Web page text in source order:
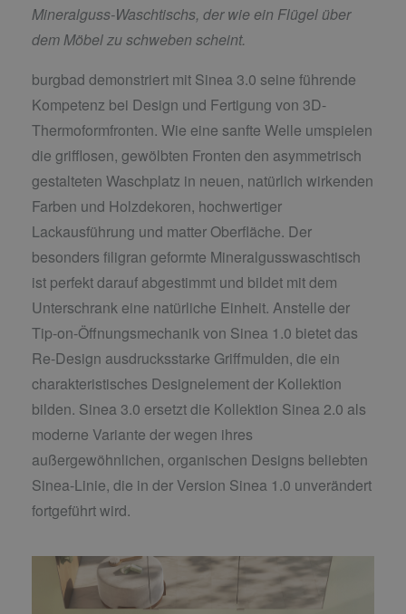
Mineralguss-Waschtischs, der wie ein Flügel über
dem Möbel zu schweben scheint.
burgbad demonstriert mit Sinea 3.0 seine führende
Kompetenz bei Design und Fertigung von 3D-
Thermoformfronten. Wie eine sanfte Welle umspielen
die grifflosen, gewölbten Fronten den asymmetrisch
gestalteten Waschplatz in neuen, natürlich wirkenden
Farben und Holzdekoren, hochwertiger
Lackausführung und matter Oberfläche. Der
besonders filigran geformte Mineralgusswaschtisch
ist perfekt darauf abgestimmt und bildet mit dem
Unterschrank eine natürliche Einheit. Anstelle der
Tip-on-Öffnungsmechanik von Sinea 1.0 bietet das
Re-Design ausdrucksstarke Griffmulden, die ein
charakteristisches Designelement der Kollektion
bilden. Sinea 3.0 ersetzt die Kollektion Sinea 2.0 als
moderne Variante der wegen ihres
außergewöhnlichen, organischen Designs beliebten
Sinea-Linie, die in der Version Sinea 1.0 unverändert
fortgeführt wird.